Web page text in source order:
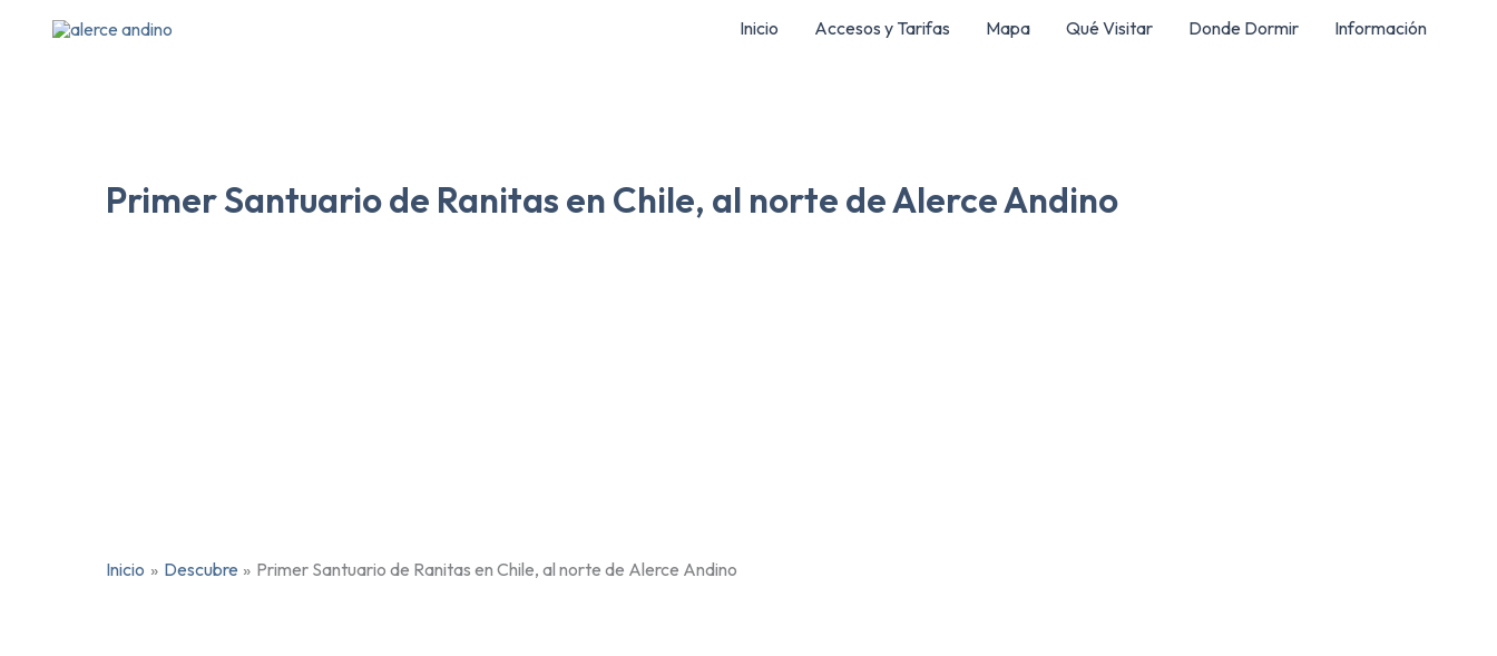
Inicio Accesos y Tarifas Mapa Qué Visitar Donde Dormir Información
Primer Santuario de Ranitas en Chile, al norte de Alerce Andino
Inicio Descubre Primer Santuario de Ranitas en Chile, al norte de Alerce Andino